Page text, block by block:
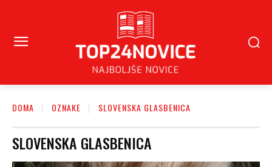
DOMA OZNAKE SLOVENSKA GLASBENICA
SLOVENSKA GLASBENICA